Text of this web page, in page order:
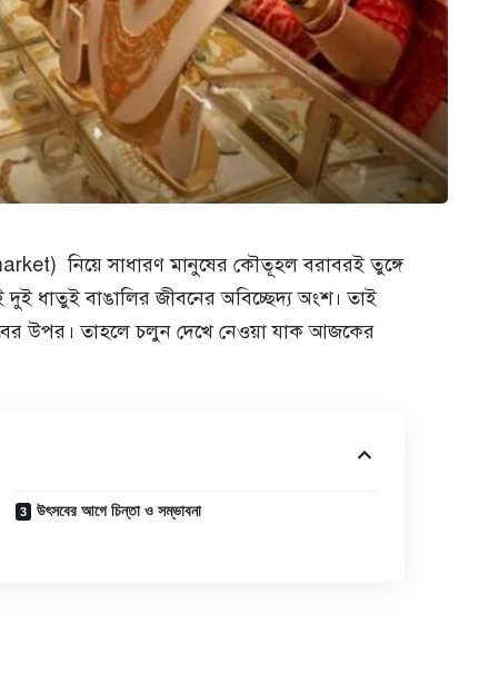
নিয়ে সাধারণ মানুষের কৌতূহল বরাবরই তুঙ্গে
ধাতুই বাঙালির জীবনের অবিচ্ছেদ্য অংশ। তাই
উপর। তাহলে চলুন দেখে নেওয়া যাক আজকের
উৎসবের আগে চিন্তা ও সম্ভাবনা